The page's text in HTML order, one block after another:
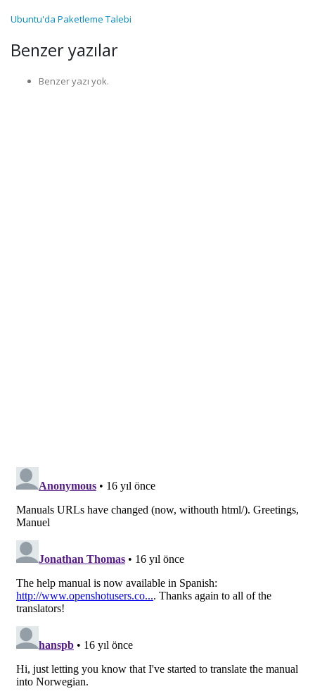
Ubuntu'da Paketleme Talebi
Benzer yazılar
Benzer yazı yok.